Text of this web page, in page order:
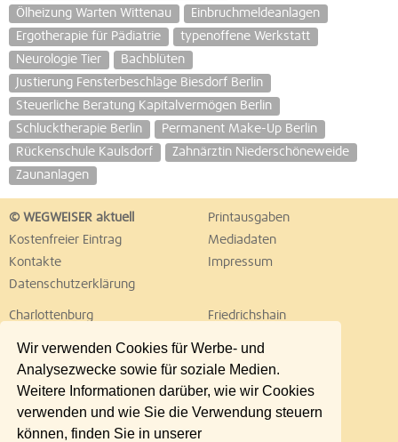
Wir verwenden Cookies für Werbe- und
Analysezwecke sowie für soziale Medien.
Weitere Informationen darüber, wie wir Cookies
verwenden und wie Sie die Verwendung steuern
können, finden Sie in unserer
Ölheizung Warten Wittenau
Einbruchmeldeanlagen
Ergotherapie für Pädiatrie
typenoffene Werkstatt
Neurologie Tier
Bachblüten
Justierung Fensterbeschläge Biesdorf Berlin
Steuerliche Beratung Kapitalvermögen Berlin
Schlucktherapie Berlin
Permanent Make-Up Berlin
Rückenschule Kaulsdorf
Zahnärztin Niederschöneweide
Zaunanlagen
© WEGWEISER aktuell
Printausgaben
Kostenfreier Eintrag
Mediadaten
Kontakte
Impressum
Datenschutzerklärung
Charlottenburg
Friedrichshain
Lichtenberg
Marzahn
Neukölln
Pankow